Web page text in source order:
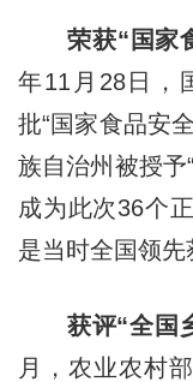
荣获“国家
年11月28日，
批“国家食品安
族自治州被授予
成为此次36个
是当时全国领先
获评“全国
月，农业农村